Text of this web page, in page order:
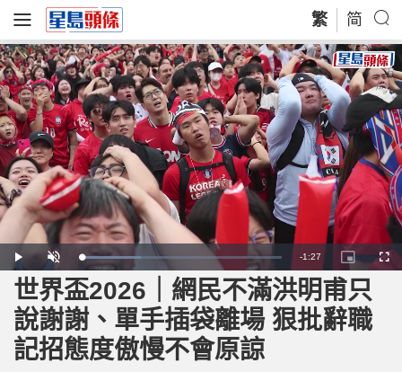
繁 简
P
l
a
y
U
n
m
u
L
o
d
e
2
.
9
0
R
e
m
-1:27
P
i
c
u
r
e
-
F
u
世界盃2026｜網民不滿洪明甫只
說謝謝、單手插袋離場 狠批辭職
記招態度傲慢不會原諒